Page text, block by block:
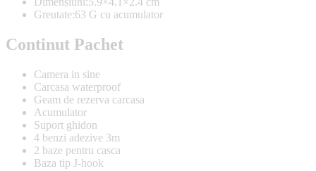
Greutate:63 G cu acumulator
Continut Pachet
Camera in sine
Carcasa waterproof
Geam de rezerva carcasa
Acumulator
Suport ghidon
4 benzi adezive 3m
2 baze pentru casca
Baza tip J-hook